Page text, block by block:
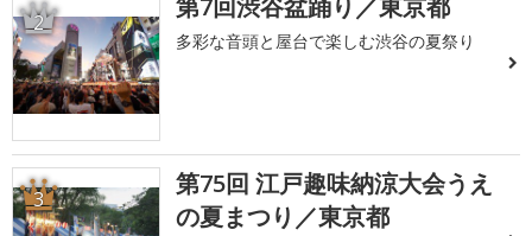
2
多彩な音頭と屋台で楽しむ渋谷の夏祭り
3
第75回 江戸趣味納涼大会うえ
の夏まつり／東京都